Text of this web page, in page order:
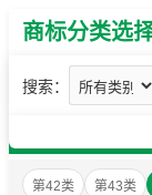
商标分类选
搜索：
第42类 第43类